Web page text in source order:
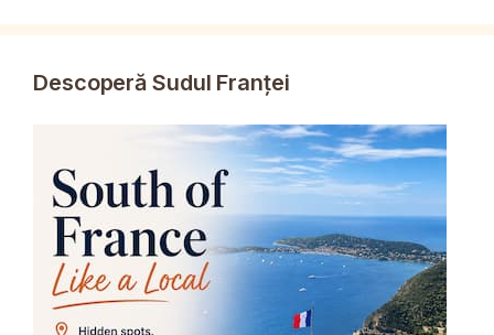
Descoperă Sudul Franței